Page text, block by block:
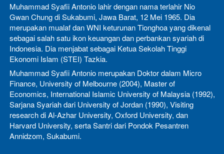
Muhammad Syafii Antonio lahir dengan nama terlahir Nio
Gwan Chung di Sukabumi, Jawa Barat, 12 Mei 1965. Dia
merupakan mualaf dan WNI keturunan Tionghoa yang dikenal
sebagai salah satu ikon keuangan dan perbankan syariah di
Indonesia. Dia menjabat sebagai Ketua Sekolah Tinggi
Ekonomi Islam (STEI) Tazkia.
Muhammad Syafii Antonio merupakan Doktor dalam Micro
Finance, University of Melbourne (2004), Master of
Economics, International Islamic University of Malaysia (1992),
Sarjana Syariah dari University of Jordan (1990), Visiting
research di Al-Azhar University, Oxford University, dan
Harvard University, serta Santri dari Pondok Pesantren
Annidzom, Sukabumi.